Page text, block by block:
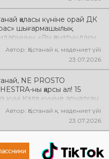
қаласы күніне орай ДК
шығармашылық
«Ән қанатындағы
көшпелі концерті
Баршаңызды мерекелік
Автор: Қостанай қ. мәдениет үйі
23.07.2026
NE PROSTO
ны қарсы ал! 15
күні Қала күніне арналған
концертте NE
ORCHESTRA өнер
@ne_prosto_orchestra
Автор: Қостанай қ. мәдениет үйі
23.07.2026